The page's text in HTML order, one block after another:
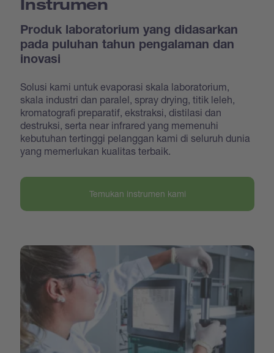
Instrumen
Produk laboratorium yang didasarkan
pada puluhan tahun pengalaman dan
inovasi
Solusi kami untuk evaporasi skala laboratorium,
skala industri dan paralel, spray drying, titik leleh,
kromatografi preparatif, ekstraksi, distilasi dan
destruksi, serta near infrared yang memenuhi
kebutuhan tertinggi pelanggan kami di seluruh dunia
yang memerlukan kualitas terbaik.
Temukan instrumen kami